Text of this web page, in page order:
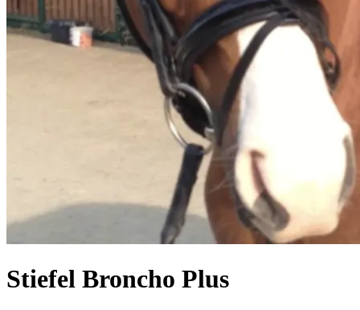
Stiefel Broncho Plus